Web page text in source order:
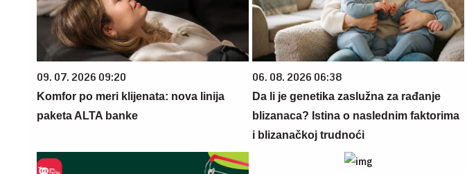
09. 07. 2026 09:20
Komfor po meri klijenata: nova linija
paketa ALTA banke
06. 08. 2026 06:38
Da li je genetika zaslužna za rađanje
blizanaca? Istina o naslednim faktorima
i blizanačkoj trudnoći